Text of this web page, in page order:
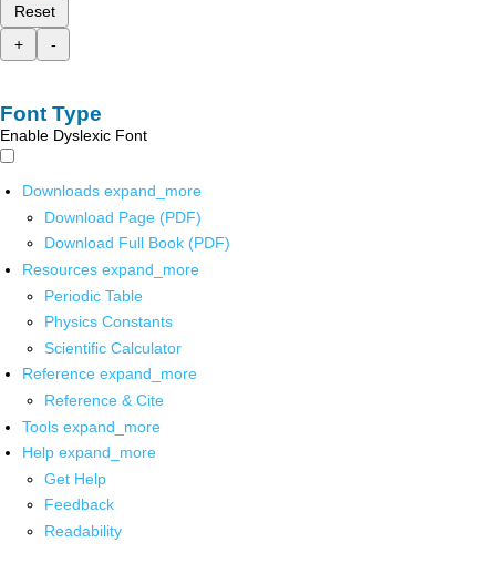
Reset
+
-
Font Type
Enable Dyslexic Font
Downloads expand_more
Download Page (PDF)
Download Full Book (PDF)
Resources expand_more
Periodic Table
Physics Constants
Scientific Calculator
Reference expand_more
Reference & Cite
Tools expand_more
Help expand_more
Get Help
Feedback
Readability